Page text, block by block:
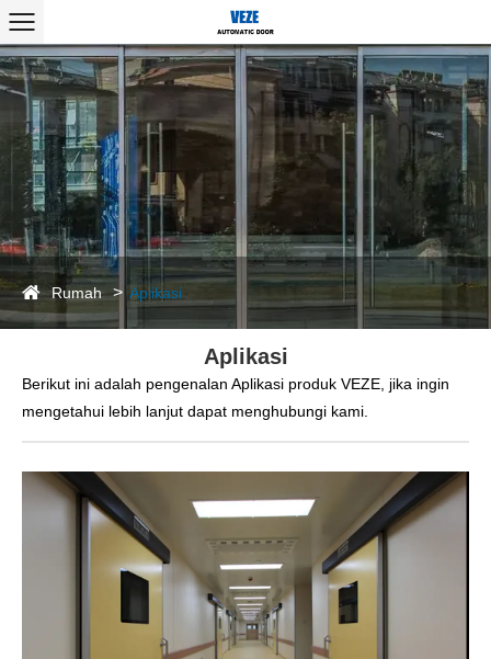
Rumah Aplikasi
Aplikasi
Berikut ini adalah pengenalan Aplikasi produk VEZE, jika ingin
mengetahui lebih lanjut dapat menghubungi kami.